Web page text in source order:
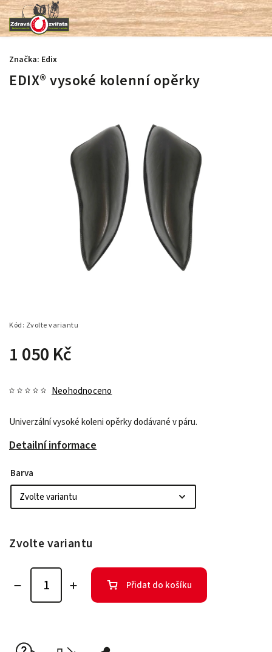
EDIX® vysoké kolenní opěrky
Kód: Zvolte variantu
1 050 Kč
Neohodnoceno
Univerzální vysoké koleni opěrky dodávané v páru.
Detailní informace
Značka: Edix
Barva
Zvolte variantu
Přidat do košíku